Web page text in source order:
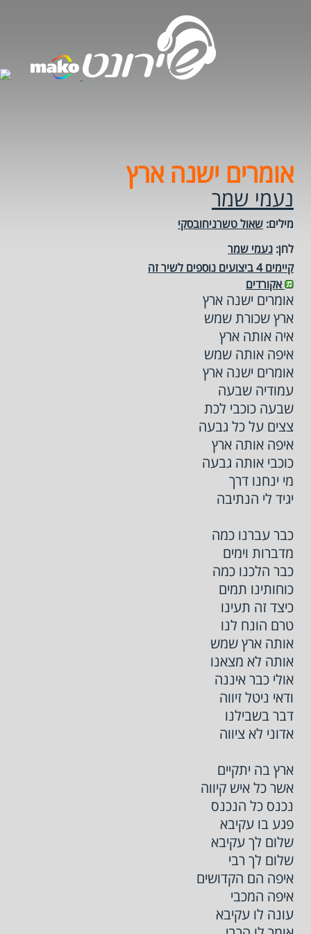
אומרים ישנה ארץ
נעמי שמר
מילים: שאול טשרניחובסקי
לחן: נעמי שמר
קיימים 4 ביצועים נוספים לשיר זה
אקורדים
אומרים ישנה ארץ
ארץ שכורת שמש
איה אותה ארץ
איפה אותה שמש
אומרים ישנה ארץ
עמודיה שבעה
שבעה כוכבי לכת
צצים על כל גבעה
איפה אותה ארץ
כוכבי אותה גבעה
מי ינחנו דרך
יגיד לי הנתיבה
כבר עברנו כמה
מדברות וימים
כבר הלכנו כמה
כוחותינו תמים
כיצד זה תעינו
טרם הונח לנו
אותה ארץ שמש
אותה לא מצאנו
אולי כבר איננה
ודאי ניטל זיווה
דבר בשבילנו
אדוני לא ציווה
ארץ בה יתקיים
אשר כל איש קיווה
נכנס כל הנכנס
פגע בו עקיבא
שלום לך עקיבא
שלום לך רבי
איפה הם הקדושים
איפה המכבי
עונה לו עקיבא